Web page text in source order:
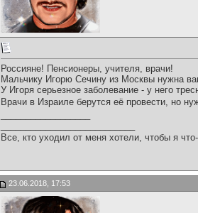
Россияне! Пенсионеры, учителя, врачи!
Мальчику Игорю Сечину из Москвы нужна
У Игоря серьезное заболевание - у него
Врачи в Израиле берутся её провести, но
Все, кто уходил от меня хотели, чтобы я
23.06.2018, 17:53